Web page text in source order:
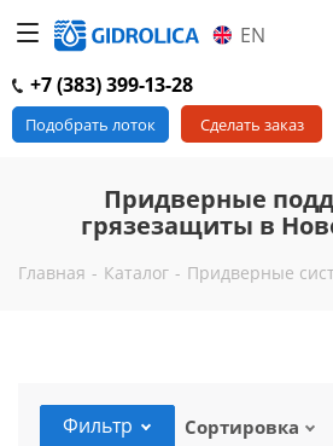
EN
+7 (383) 399-13-28
Подобрать лоток Сделать заказ
Придверные
грязезащиты в
Главная - Каталог - Придверные
Фильтр Сортировка